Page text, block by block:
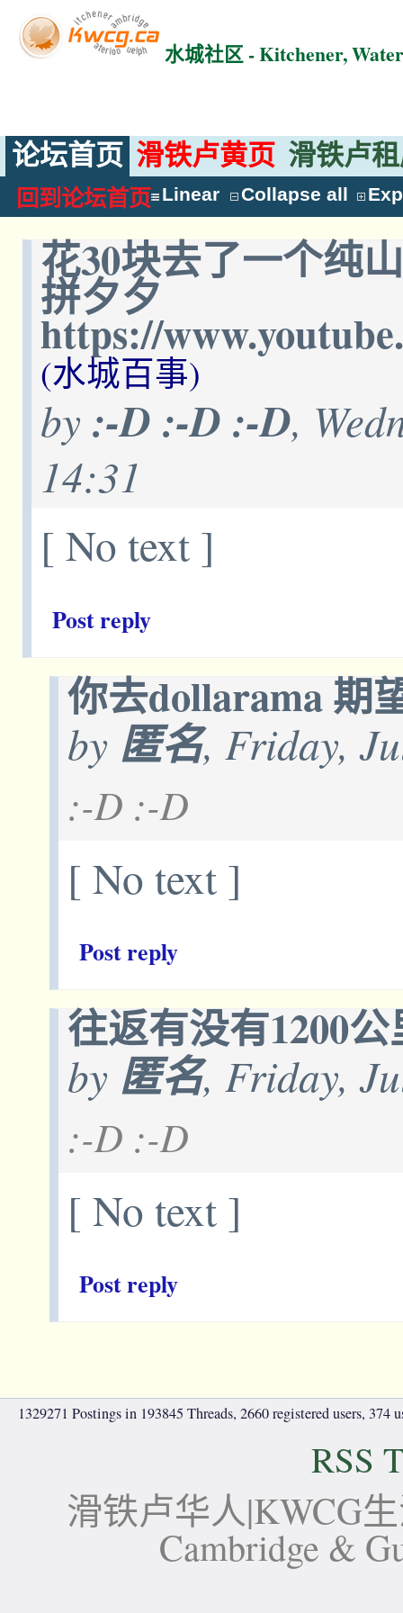
水城社区 - Kitchener,
论坛首页 滑铁卢黄页 滑铁卢
回到论坛首页 Linear Collapse all
花30块去了一个纯
拼夕夕
https://
(水城百事)
by :-D :-D :-D,
14:31
[ No text ]
Post reply
你去dollarama 期
by 匿名, Friday,
:-D :-D
[ No text ]
Post reply
往返有没有1200公
by 匿名, Friday,
:-D :-D
[ No text ]
Post reply
1329271 Postings in 193845 Threads, 2660 registered users, 374
RSS
滑铁卢华人|KWCG
Cambridge &